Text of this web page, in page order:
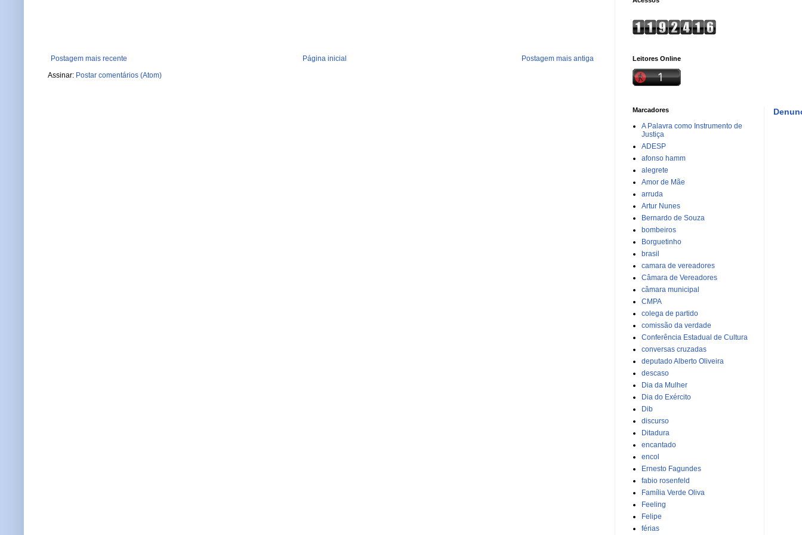
Postagem mais recente Postagem mais antiga
Página inicial
Assinar: Postar comentários (Atom)
Leitores Online
Marcadores
A Palavra como Instrumento de
Justiça
ADESP
afonso hamm
alegrete
Amor de Mãe
arruda
Artur Nunes
Bernardo de Souza
bombeiros
Borguetinho
brasil
camara de vereadores
Câmara de Vereadores
câmara municipal
CMPA
colega de partido
comissão da verdade
Conferência Estadual de Cultura
conversas cruzadas
deputado Alberto Oliveira
descaso
Dia da Mulher
Dia do Exército
Dib
discurso
Ditadura
encantado
encol
Ernesto Fagundes
fabio rosenfeld
Família Verde Oliva
Feeling
Felipe
férias